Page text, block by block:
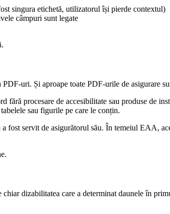
singura etichetă, utilizatorul își pierde contextul)
câmpuri sunt legate
uri. Și aproape toate PDF-urile de asigurare
procesare de accesibilitate sau produse de
sau figurile pe care le conțin.
servit de asigurătorul său. În temeiul EAA,
dizabilitatea care a determinat daunele în